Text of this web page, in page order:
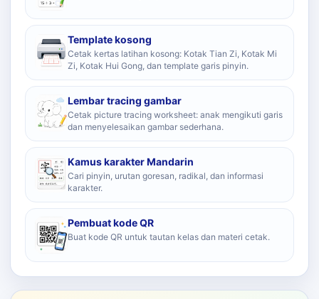
Template kosong
Cetak kertas latihan kosong: Kotak Tian Zi, Kotak Mi
Zi, Kotak Hui Gong, dan template garis pinyin.
Lembar tracing gambar
Cetak picture tracing worksheet: anak mengikuti garis
dan menyelesaikan gambar sederhana.
Kamus karakter Mandarin
Cari pinyin, urutan goresan, radikal, dan informasi
karakter.
Pembuat kode QR
Buat kode QR untuk tautan kelas dan materi cetak.